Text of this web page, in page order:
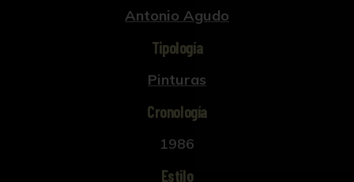
Antonio Agudo
Tipología
Pinturas
Cronología
1986
Estilo